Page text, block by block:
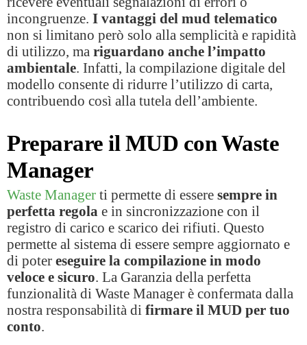
incongruenze. I vantaggi del mud telematico
non si limitano però solo alla semplicità e rapidità
di utilizzo, ma riguardano anche l’impatto
ambientale. Infatti, la compilazione digitale del
modello consente di ridurre l’utilizzo di carta,
contribuendo così alla tutela dell’ambiente.
Preparare il MUD con Waste
Manager
Waste Manager ti permette di essere sempre in
perfetta regola e in sincronizzazione con il
registro di carico e scarico dei rifiuti. Questo
permette al sistema di essere sempre aggiornato e
di poter eseguire la compilazione in modo
veloce e sicuro. La Garanzia della perfetta
funzionalità di Waste Manager è confermata dalla
nostra responsabilità di firmare il MUD per tuo
conto.